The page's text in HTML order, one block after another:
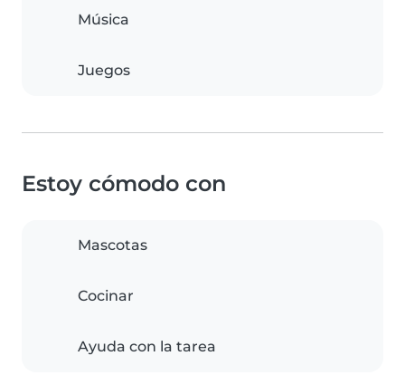
Música
Juegos
Estoy cómodo con
Mascotas
Cocinar
Ayuda con la tarea